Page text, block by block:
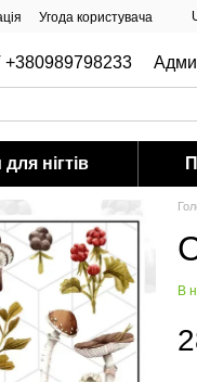
Угода користувача
нігтів
В